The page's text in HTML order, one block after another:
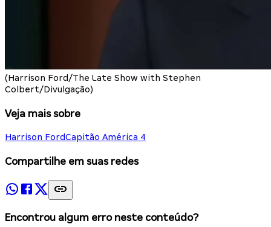
(Harrison Ford/The Late Show with Stephen
Colbert/Divulgação)
Veja mais sobre
Harrison FordCapitão América 4
Compartilhe em suas redes
Encontrou algum erro neste conteúdo?